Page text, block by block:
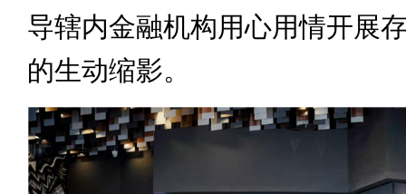
导辖内金融机构用心用情开展
的生动缩影。